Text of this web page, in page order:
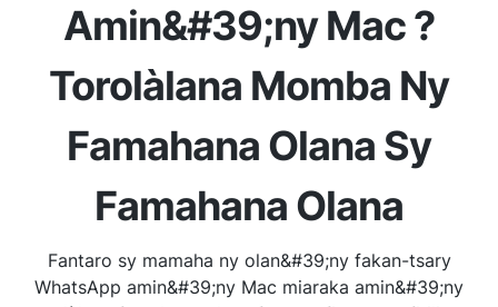
Amin&#39;ny Mac ?
Torolàlana Momba Ny
Famahana Olana Sy
Famahana Olana
Fantaro sy mamaha ny olan&#39;ny fakan-tsary
WhatsApp amin&#39;ny Mac miaraka amin&#39;ny